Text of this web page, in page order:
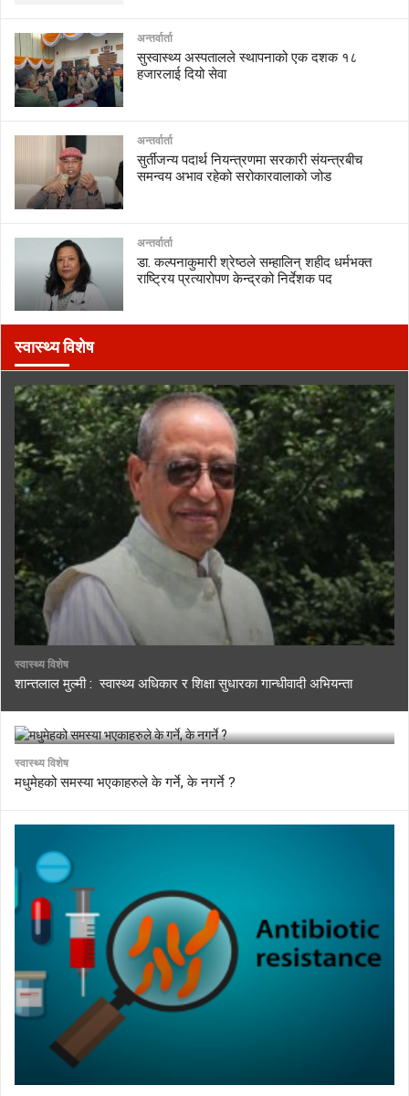
अन्तर्वार्ता
सुस्वास्थ्य अस्पतालले स्थापनाको एक दशक १८
हजारलाई दियो सेवा
अन्तर्वार्ता
सुर्तीजन्य पदार्थ नियन्त्रणमा सरकारी संयन्त्रबीच
समन्वय अभाव रहेको सरोकारवालाको जोड
अन्तर्वार्ता
डा. कल्पनाकुमारी श्रेष्ठले सम्हालिन् शहीद धर्मभक्त
राष्ट्रिय प्रत्यारोपण केन्द्रको निर्देशक पद
स्वास्थ्य विशेष
स्वास्थ्य विशेष
शान्तलाल मुल्मी : स्वास्थ्य अधिकार र शिक्षा सुधारका गान्धीवादी अभियन्ता
स्वास्थ्य विशेष
मधुमेहको समस्या भएकाहरुले के गर्ने, के नगर्ने ?